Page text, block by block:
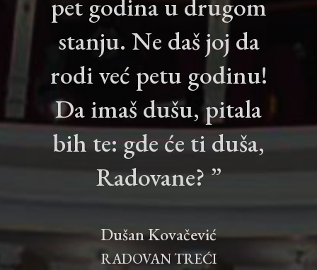
stanju. Ne daš joj da
rodi već petu godinu!
Da imaš dušu, pitala
bih te: gde će ti duša,
Radovane? ”
Dušan Kovačević
RADOVAN TREĆI